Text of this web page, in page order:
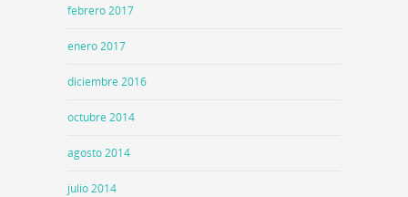
febrero 2017
enero 2017
diciembre 2016
octubre 2014
agosto 2014
julio 2014